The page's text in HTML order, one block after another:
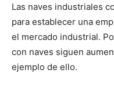
Las naves industriales
para establecer una
el mercado industrial.
con naves siguen
ejemplo de ello.